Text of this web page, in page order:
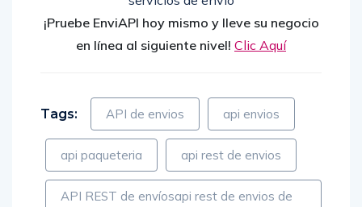
¡Pruebe EnviAPI hoy mismo y lleve su negocio
en línea al siguiente nivel! Clic Aquí
Tags: API de envios api envios
api paqueteria api rest de envios
API REST de envíosapi rest de envios de